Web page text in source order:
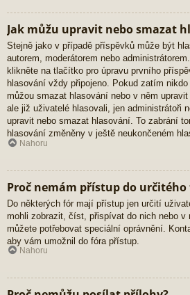
Jak můžu upravit nebo smazat
Stejně jako v případě příspěvků může být
autorem, moderátorem nebo
klikněte na tlačítko pro úpravu prvního
hlasování vždy připojeno. Pokud zatím
můžou smazat hlasování nebo v něm
ale již uživatelé hlasovali, jen administrátoři
upravit nebo smazat hlasování. To zabrání
hlasování změněny v ještě neukončeném
Nahoru
Proč nemám přístup do určitého
Do některých fór mají přístup jen určití
mohli zobrazit, číst, přispívat do nich nebo v
můžete potřebovat speciální oprávnění.
aby vám umožnil do fóra přístup.
Nahoru